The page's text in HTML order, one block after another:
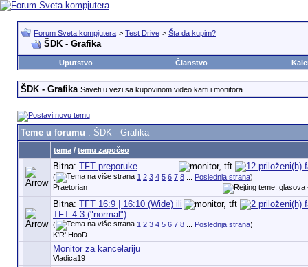
Forum Sveta kompjutera > Test Drive > Šta da kupim?
ŠDK - Grafika
Uputstvo Članstvo
ŠDK - Grafika Saveti u vezi sa kupovinom video karti i monitora
Teme u forumu : ŠDK - Grafika
tema/ temu započeo
Bitna: TFT preporuke
( 1 2 3 4 5 6 7 8... Poslednja strana)
Praetorian
Bitna: TFT 16:9 | 16:10 (Wide) ili
TFT 4:3 ("normal")
( 1 2 3 4 5 6 7 8... Poslednja strana)
K'R' HooD
Monitor za kancelariju
Vladica19